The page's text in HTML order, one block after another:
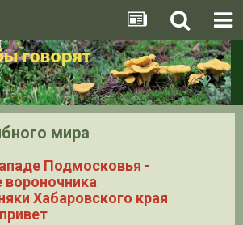
мира
Подмосковья -
вороночника
Хабаровского края